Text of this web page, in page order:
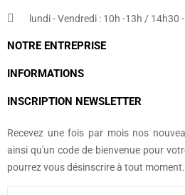
lundi - Vendredi : 10h -13h / 14h30
NOTRE ENTREPRISE
INFORMATIONS
INSCRIPTION NEWSLETTER
Recevez une fois par mois nos
ainsi qu'un code de bienvenue pour
pourrez vous désinscrire à tout moment.